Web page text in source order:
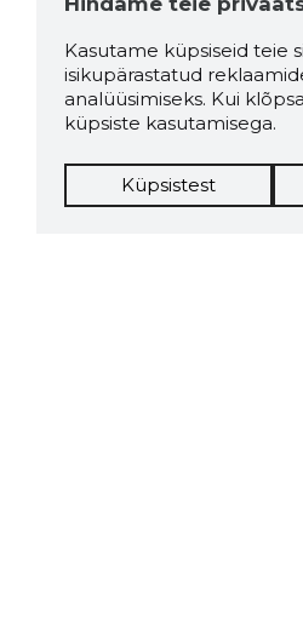
Kasutame küpsiseid teie
isikupärastatud
analüüsimiseks. Kui
küpsiste kasutamisega.
Küpsistest